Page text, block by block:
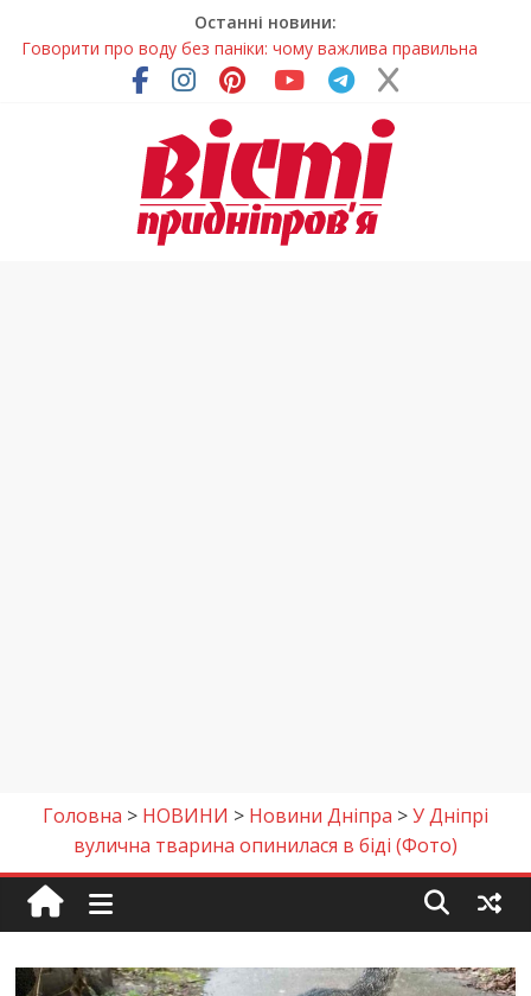
Останні новини:
Говорити про воду без паніки: чому важлива правильна
Лікар – на екрані: Як працюють телемедичні центри на
У Дніпрі триває масштабна підготовка до опалювального
Пошуки тривають: на Дніпропетровщині досліджують місце
розташування легендарного монастиря (Фото)
Головна > НОВИНИ > Новини Дніпра >У Дніпрі
вулична тварина опинилася в біді (Фото)